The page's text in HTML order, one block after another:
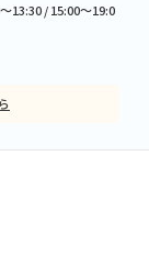
13:30 / 15:00〜19:0